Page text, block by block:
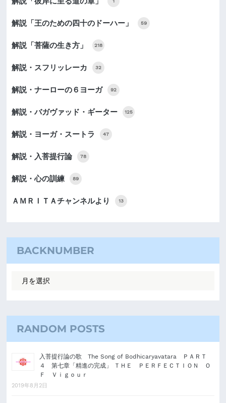
解説「王のための四十のドーハー」 59
解説「菩薩の生き方」 218
解説・スフリッレーカ 32
解説・ナーローの６ヨーガ 92
解説・バガヴァッド・ギーター 125
解説・ヨーガ・スートラ 47
解説・入菩提行論 78
解説・心の訓練 89
ＡＭＲＩＴＡチャンネルより 13
BACKNUMBER
RANDOM POSTS
入菩提行論の歌 The Song of Bodhicaryavatara ＰＡＲＴ
４ 第七章「精進の完成」 ＴＨＥ ＰＥＲＦＥＣＴＩＯＮ Ｏ
Ｆ Ｖｉｇｏｕｒ
2019年8月2日